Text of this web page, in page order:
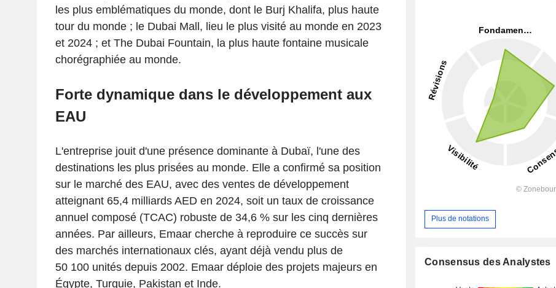
les plus emblématiques du monde, dont le Burj Khalifa, plus haute
tour du monde ; le Dubai Mall, lieu le plus visité au monde en 2023
et 2024 ; et The Dubai Fountain, la plus haute fontaine musicale
chorégraphiée au monde.
Forte dynamique dans le développement aux
EAU
L'entreprise jouit d'une présence dominante à Dubaï, l'une des
destinations les plus prisées au monde. Elle a confirmé sa position
sur le marché des EAU, avec des ventes de développement
atteignant 65,4 milliards AED en 2024, soit un taux de croissance
annuel composé (TCAC) robuste de 34,6 % sur les cinq dernières
années. Par ailleurs, Emaar cherche à reproduire ce succès sur
des marchés internationaux clés, ayant déjà vendu plus de
50 100 unités depuis 2002. Emaar déploie des projets majeurs en
Égypte, Turquie, Pakistan et Inde.
Plus de notations
Consensus des Analystes